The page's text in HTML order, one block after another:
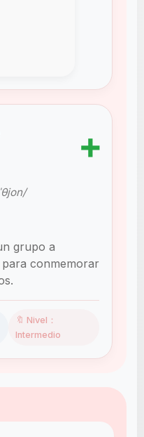
➕
grupo a
conmemorar
🔖 Nivel：
Intermedio